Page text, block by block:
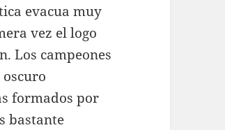
evacua muy
vez el logo
Los campeones
formados por
bastante